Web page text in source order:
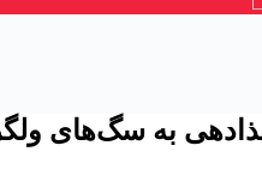
به سگ‌های